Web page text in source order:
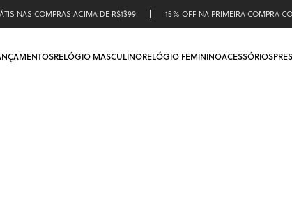
NAS COMPRAS ACIMA DE R$1399 15% OFF NA PRIMEIRA COMPRA
RELÓGIO MASCULINORELÓGIO FEMININOACESSÓRIOS